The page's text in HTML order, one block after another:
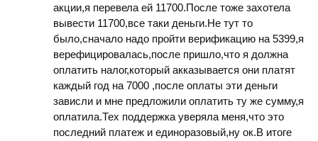
акции,я перевела ей 11700.После тоже захотела
вывести 11700,все таки деньги.Не тут то
было,сначало надо пройти верификацию на 5399,я
верефицировалась,после пришло,что я должна
оплатить налог,который акказывается они платят
каждый год на 7000 ,после оплаты эти деньги
зависли и мне предложили оплатить ту же сумму,я
оплатила.Тех поддержка уверяла меня,что это
последний платеж и единоразовый,ну ок.В итоге